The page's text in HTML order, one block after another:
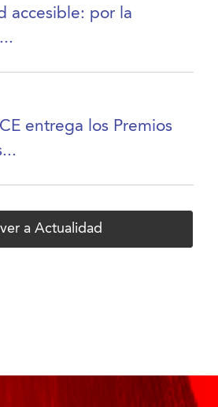
accesible: por la
entrega los Premios
a Actualidad